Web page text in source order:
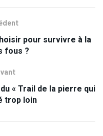
pour survivre à la
fous ?
« Trail de la pierre qui
trop loin